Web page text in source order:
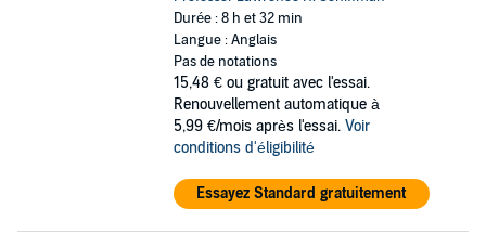
Durée : 8 h et 32 min
Langue : Anglais
Pas de notations
15,48 € ou gratuit avec l'essai.
Renouvellement automatique à
5,99 €/mois après l'essai. Voir
conditions d'éligibilité
Essayez Standard gratuitement